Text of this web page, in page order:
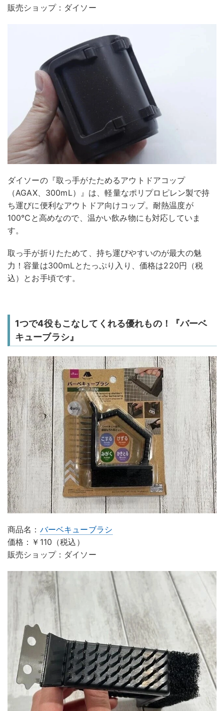
販売ショップ：ダイソー
ダイソーの『取っ手がたためるアウトドアコップ
（AGAX、300mL）』は、軽量なポリプロピレン製で持
ち運びに便利なアウトドア向けコップ。耐熱温度が
100℃と高めなので、温かい飲み物にも対応していま
す。
取っ手が折りたためて、持ち運びやすいのが最大の魅
力！容量は300mLとたっぷり入り、価格は220円（税
込）とお手頃です。
1つで4役もこなしてくれる優れもの！『バーベ
キューブラシ』
商品名： バーベキューブラシ
価格：￥110（税込）
販売ショップ：ダイソー